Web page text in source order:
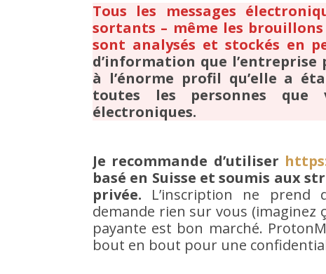
Tous les messages
sortants – même les brouillons
sont analysés et stockés en
d’information que
à l’énorme profil qu’elle a
toutes les personnes que
électroniques.
Je recommande d’utiliser
basé en Suisse et soumis aux
privée. L’inscription ne prend
demande rien sur vous (imaginez
payante est bon marché.
bout en bout pour une